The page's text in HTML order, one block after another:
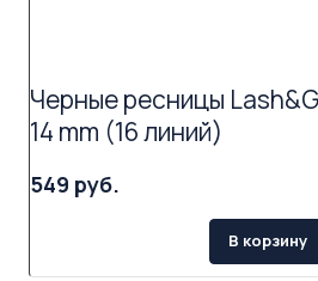
Черные ресницы
14 mm (16 линий)
549 руб.
В корзину